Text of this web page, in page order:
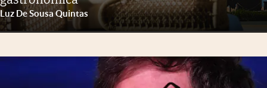
Luz De Sousa Quintas